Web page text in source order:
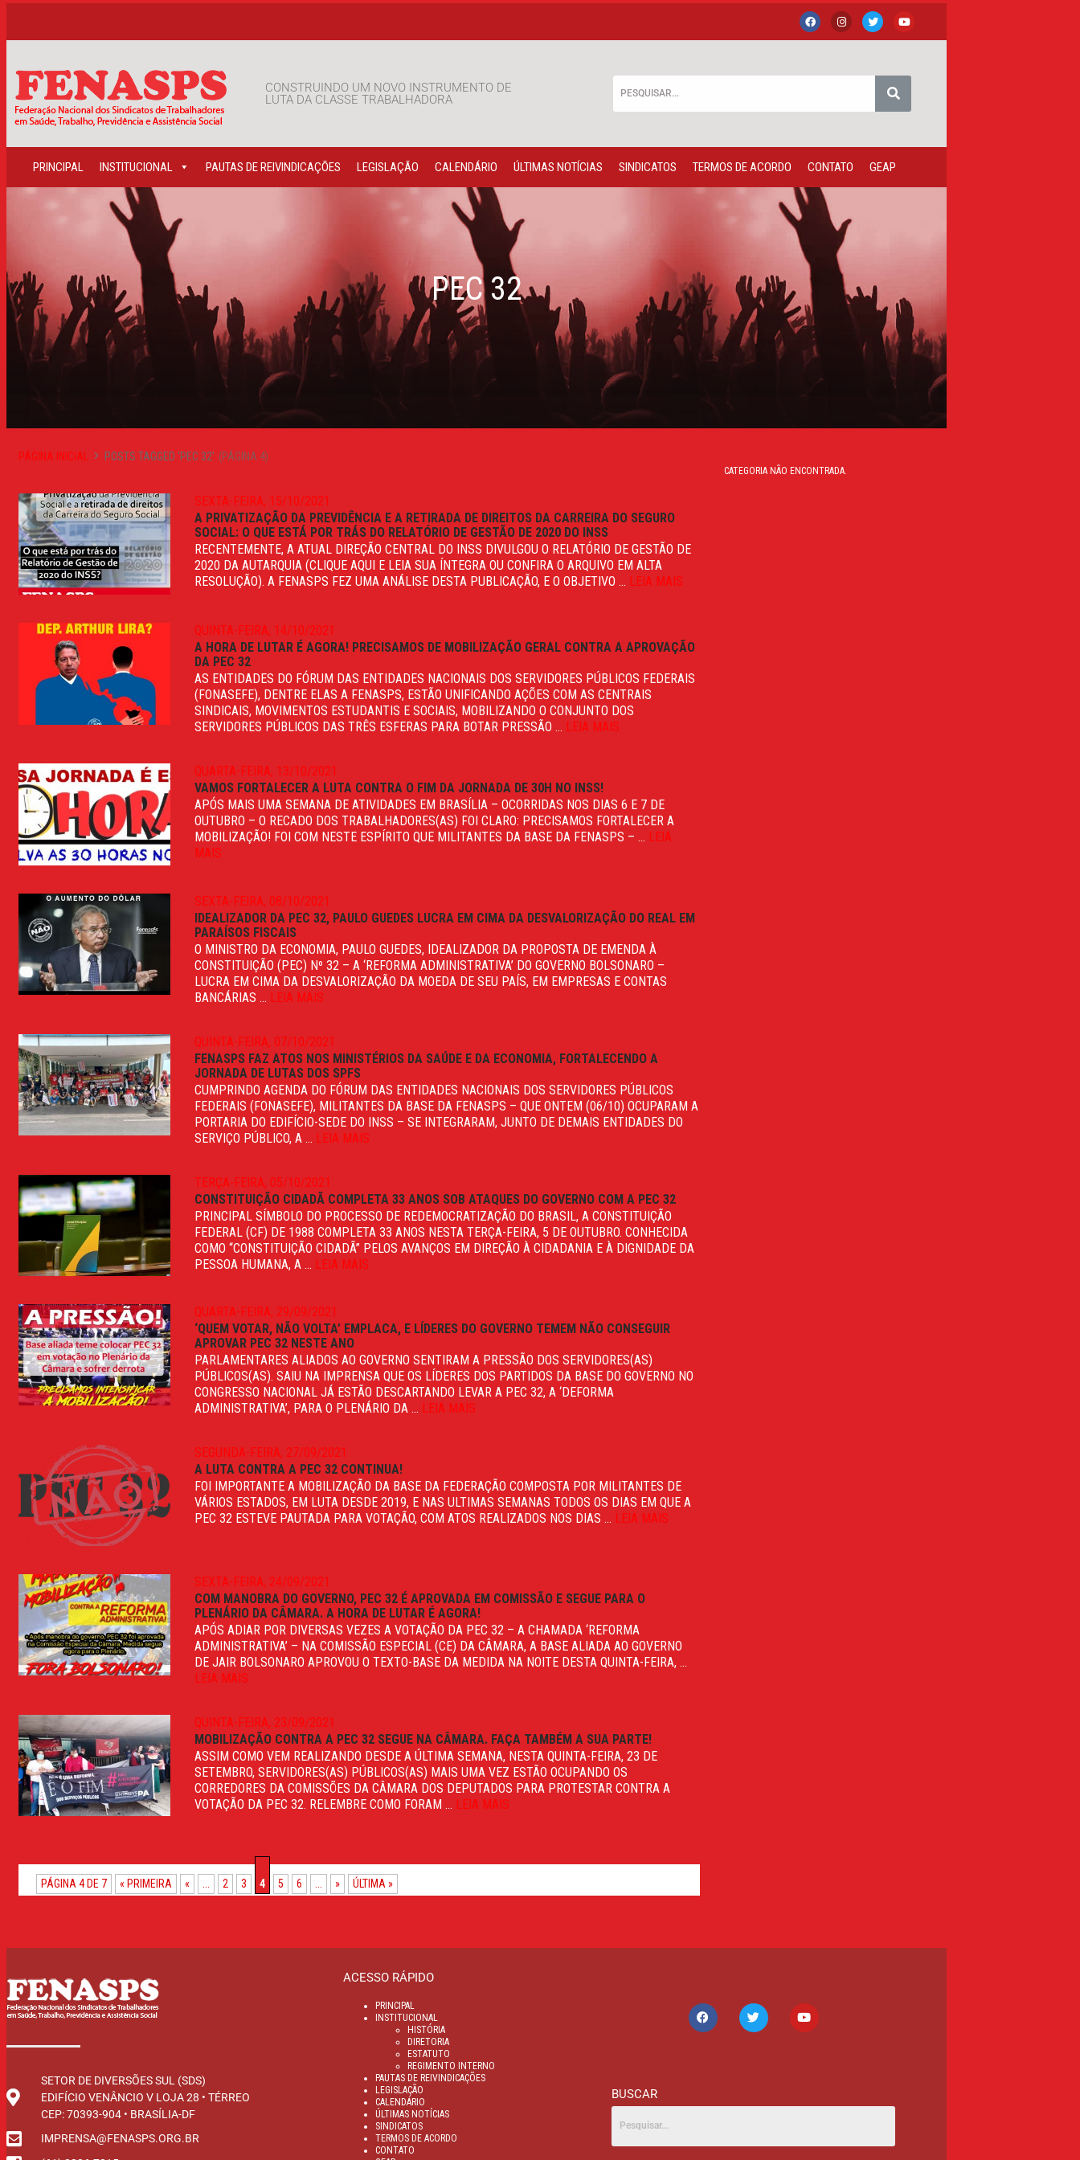
CONSTRUINDO UM NOVO INSTRUMENTO DE
LUTA DA CLASSE TRABALHADORA
PRINCIPAL INSTITUCIONAL PAUTAS DE REIVINDICAÇÕES LEGISLAÇÃO CALENDÁRIO ÚLTIMAS NOTÍCIAS SINDICATOS TERMOS DE ACORDO CONTATO GEAP
PEC 32
PÁGINA INICIAL POSTS TAGGED 'PEC 32' (PÁGINA 4)
SEXTA-FEIRA, 15/10/2021
A PRIVATIZAÇÃO DA PREVIDÊNCIA E A RETIRADA DE DIREITOS DA CARREIRA DO SEGURO
SOCIAL: O QUE ESTÁ POR TRÁS DO RELATÓRIO DE GESTÃO DE 2020 DO INSS
RECENTEMENTE, A ATUAL DIREÇÃO CENTRAL DO INSS DIVULGOU O RELATÓRIO DE GESTÃO DE
2020 DA AUTARQUIA (CLIQUE AQUI E LEIA SUA ÍNTEGRA OU CONFIRA O ARQUIVO EM ALTA
RESOLUÇÃO). A FENASPS FEZ UMA ANÁLISE DESTA PUBLICAÇÃO, E O OBJETIVO ... LEIA MAIS
QUINTA-FEIRA, 14/10/2021
A HORA DE LUTAR É AGORA! PRECISAMOS DE MOBILIZAÇÃO GERAL CONTRA A APROVAÇÃO
DA PEC 32
AS ENTIDADES DO FÓRUM DAS ENTIDADES NACIONAIS DOS SERVIDORES PÚBLICOS FEDERAIS
(FONASEFE), DENTRE ELAS A FENASPS, ESTÃO UNIFICANDO AÇÕES COM AS CENTRAIS
SINDICAIS, MOVIMENTOS ESTUDANTIS E SOCIAIS, MOBILIZANDO O CONJUNTO DOS
SERVIDORES PÚBLICOS DAS TRÊS ESFERAS PARA BOTAR PRESSÃO ... LEIA MAIS
QUARTA-FEIRA, 13/10/2021
VAMOS FORTALECER A LUTA CONTRA O FIM DA JORNADA DE 30H NO INSS!
APÓS MAIS UMA SEMANA DE ATIVIDADES EM BRASÍLIA – OCORRIDAS NOS DIAS 6 E 7 DE
OUTUBRO – O RECADO DOS TRABALHADORES(AS) FOI CLARO: PRECISAMOS FORTALECER A
MOBILIZAÇÃO! FOI COM NESTE ESPÍRITO QUE MILITANTES DA BASE DA FENASPS – ... LEIA
MAIS
SEXTA-FEIRA, 08/10/2021
IDEALIZADOR DA PEC 32, PAULO GUEDES LUCRA EM CIMA DA DESVALORIZAÇÃO DO REAL EM
PARAÍSOS FISCAIS
O MINISTRO DA ECONOMIA, PAULO GUEDES, IDEALIZADOR DA PROPOSTA DE EMENDA À
CONSTITUIÇÃO (PEC) Nº 32 – A ‘REFORMA ADMINISTRATIVA’ DO GOVERNO BOLSONARO –
LUCRA EM CIMA DA DESVALORIZAÇÃO DA MOEDA DE SEU PAÍS, EM EMPRESAS E CONTAS
BANCÁRIAS ... LEIA MAIS
QUINTA-FEIRA, 07/10/2021
FENASPS FAZ ATOS NOS MINISTÉRIOS DA SAÚDE E DA ECONOMIA, FORTALECENDO A
JORNADA DE LUTAS DOS SPFS
CUMPRINDO AGENDA DO FÓRUM DAS ENTIDADES NACIONAIS DOS SERVIDORES PÚBLICOS
FEDERAIS (FONASEFE), MILITANTES DA BASE DA FENASPS – QUE ONTEM (06/10) OCUPARAM A
PORTARIA DO EDIFÍCIO-SEDE DO INSS – SE INTEGRARAM, JUNTO DE DEMAIS ENTIDADES DO
SERVIÇO PÚBLICO, A ... LEIA MAIS
TERÇA-FEIRA, 05/10/2021
CONSTITUIÇÃO CIDADÃ COMPLETA 33 ANOS SOB ATAQUES DO GOVERNO COM A PEC 32
PRINCIPAL SÍMBOLO DO PROCESSO DE REDEMOCRATIZAÇÃO DO BRASIL, A CONSTITUIÇÃO
FEDERAL (CF) DE 1988 COMPLETA 33 ANOS NESTA TERÇA-FEIRA, 5 DE OUTUBRO. CONHECIDA
COMO “CONSTITUIÇÃO CIDADÃ” PELOS AVANÇOS EM DIREÇÃO À CIDADANIA E À DIGNIDADE DA
PESSOA HUMANA, A ... LEIA MAIS
QUARTA-FEIRA, 29/09/2021
‘QUEM VOTAR, NÃO VOLTA’ EMPLACA, E LÍDERES DO GOVERNO TEMEM NÃO CONSEGUIR
APROVAR PEC 32 NESTE ANO
PARLAMENTARES ALIADOS AO GOVERNO SENTIRAM A PRESSÃO DOS SERVIDORES(AS)
PÚBLICOS(AS). SAIU NA IMPRENSA QUE OS LÍDERES DOS PARTIDOS DA BASE DO GOVERNO NO
CONGRESSO NACIONAL JÁ ESTÃO DESCARTANDO LEVAR A PEC 32, A ‘DEFORMA
ADMINISTRATIVA’, PARA O PLENÁRIO DA ... LEIA MAIS
SEGUNDA-FEIRA, 27/09/2021
A LUTA CONTRA A PEC 32 CONTINUA!
FOI IMPORTANTE A MOBILIZAÇÃO DA BASE DA FEDERAÇÃO COMPOSTA POR MILITANTES DE
VÁRIOS ESTADOS, EM LUTA DESDE 2019, E NAS ULTIMAS SEMANAS TODOS OS DIAS EM QUE A
PEC 32 ESTEVE PAUTADA PARA VOTAÇÃO, COM ATOS REALIZADOS NOS DIAS ... LEIA MAIS
SEXTA-FEIRA, 24/09/2021
COM MANOBRA DO GOVERNO, PEC 32 É APROVADA EM COMISSÃO E SEGUE PARA O
PLENÁRIO DA CÂMARA. A HORA DE LUTAR É AGORA!
APÓS ADIAR POR DIVERSAS VEZES A VOTAÇÃO DA PEC 32 – A CHAMADA ‘REFORMA
ADMINISTRATIVA’ – NA COMISSÃO ESPECIAL (CE) DA CÂMARA, A BASE ALIADA AO GOVERNO
DE JAIR BOLSONARO APROVOU O TEXTO-BASE DA MEDIDA NA NOITE DESTA QUINTA-FEIRA, ...
LEIA MAIS
QUINTA-FEIRA, 23/09/2021
MOBILIZAÇÃO CONTRA A PEC 32 SEGUE NA CÂMARA. FAÇA TAMBÉM A SUA PARTE!
ASSIM COMO VEM REALIZANDO DESDE A ÚLTIMA SEMANA, NESTA QUINTA-FEIRA, 23 DE
SETEMBRO, SERVIDORES(AS) PÚBLICOS(AS) MAIS UMA VEZ ESTÃO OCUPANDO OS
CORREDORES DA COMISSÕES DA CÂMARA DOS DEPUTADOS PARA PROTESTAR CONTRA A
VOTAÇÃO DA PEC 32. RELEMBRE COMO FORAM ... LEIA MAIS
PÁGINA 4 DE 7 « PRIMEIRA « ... 2 3 4 5 6 ... » ÚLTIMA »
CATEGORIA NÃO ENCONTRADA.
SETOR DE DIVERSÕES SUL (SDS)
EDIFÍCIO VENÂNCIO V LOJA 28 • TÉRREO
CEP: 70393-904 • BRASÍLIA-DF
IMPRENSA@FENASPS.ORG.BR
ACESSO RÁPIDO
PRINCIPAL
INSTITUCIONAL
HISTÓRIA
DIRETORIA
ESTATUTO
REGIMENTO INTERNO
PAUTAS DE REIVINDICAÇÕES
LEGISLAÇÃO
CALENDÁRIO
ÚLTIMAS NOTÍCIAS
SINDICATOS
TERMOS DE ACORDO
CONTATO
BUSCAR